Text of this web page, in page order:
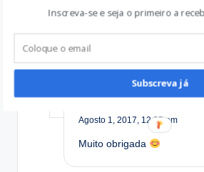
anisioluiz2008
Reblogged this on
Agosto 1, 2017, 12:35 pm
Muito obrigada
Inscreva-se e seja o primeiro a
Subscreva já